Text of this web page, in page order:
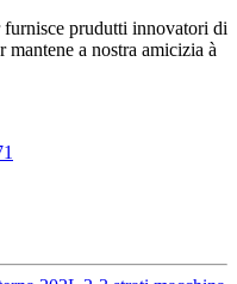
prudutti innovatori di
mantene a nostra amicizia à